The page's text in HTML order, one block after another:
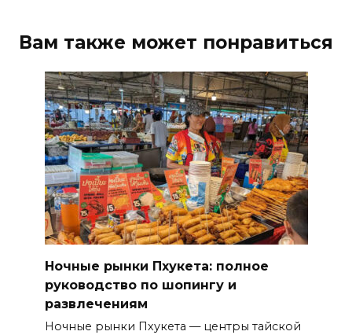
Вам также может понравиться
Ночные рынки Пхукета: полное
руководство по шопингу и
развлечениям
Ночные рынки Пхукета — центры тайской